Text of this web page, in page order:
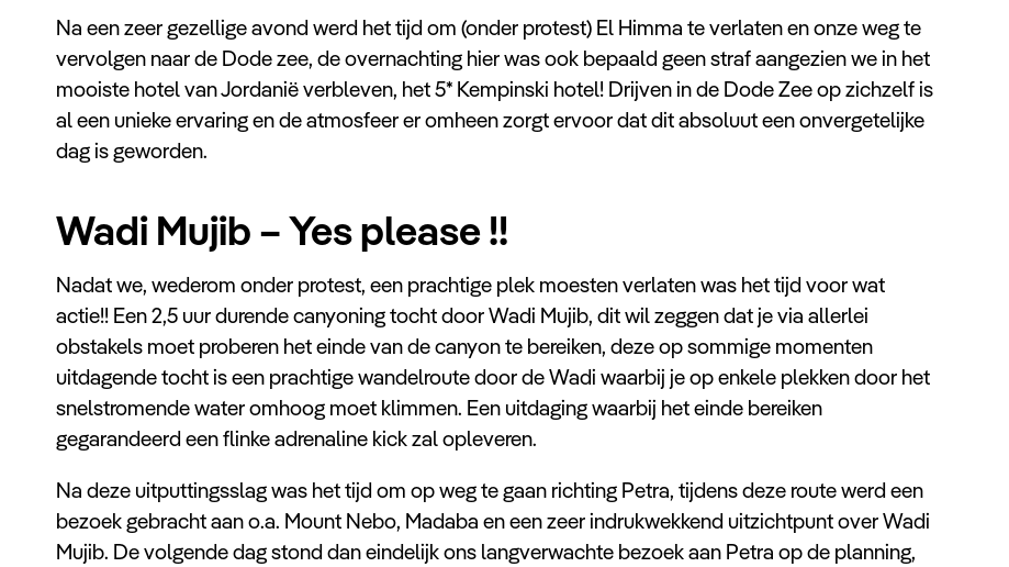
Na een zeer gezellige avond werd het tijd om (onder protest) El Himma te verlaten en onze weg te
vervolgen naar de Dode zee, de overnachting hier was ook bepaald geen straf aangezien we in het
mooiste hotel van Jordanië verbleven, het 5* Kempinski hotel! Drijven in de Dode Zee op zichzelf is
al een unieke ervaring en de atmosfeer er omheen zorgt ervoor dat dit absoluut een onvergetelijke
dag is geworden.
Wadi Mujib – Yes please !!
Nadat we, wederom onder protest, een prachtige plek moesten verlaten was het tijd voor wat
actie!! Een 2,5 uur durende canyoning tocht door Wadi Mujib, dit wil zeggen dat je via allerlei
obstakels moet proberen het einde van de canyon te bereiken, deze op sommige momenten
uitdagende tocht is een prachtige wandelroute door de Wadi waarbij je op enkele plekken door het
snelstromende water omhoog moet klimmen. Een uitdaging waarbij het einde bereiken
gegarandeerd een flinke adrenaline kick zal opleveren.
Na deze uitputtingsslag was het tijd om op weg te gaan richting Petra, tijdens deze route werd een
bezoek gebracht aan o.a. Mount Nebo, Madaba en een zeer indrukwekkend uitzichtpunt over Wadi
Mujib. De volgende dag stond dan eindelijk ons langverwachte bezoek aan Petra op de planning,